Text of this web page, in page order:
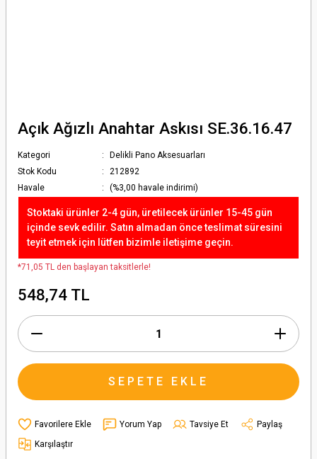
Açık Ağızlı Anahtar Askısı SE.36.16.47
Kategori
Delikli Pano Aksesuarları
Stok Kodu
212892
Havale
(%3,00 havale indirimi)
Stoktaki ürünler 2-4 gün, üretilecek ürünler 15-45 gün
içinde sevk edilir. Satın almadan önce teslimat süresini
teyit etmek için lütfen bizimle iletişime geçin.
*71,05 TL den başlayan taksitlerle!
548,74 TL
SEPETE EKLE
Yorum Yap Tavsiye Et
Paylaş
Karşılaştır